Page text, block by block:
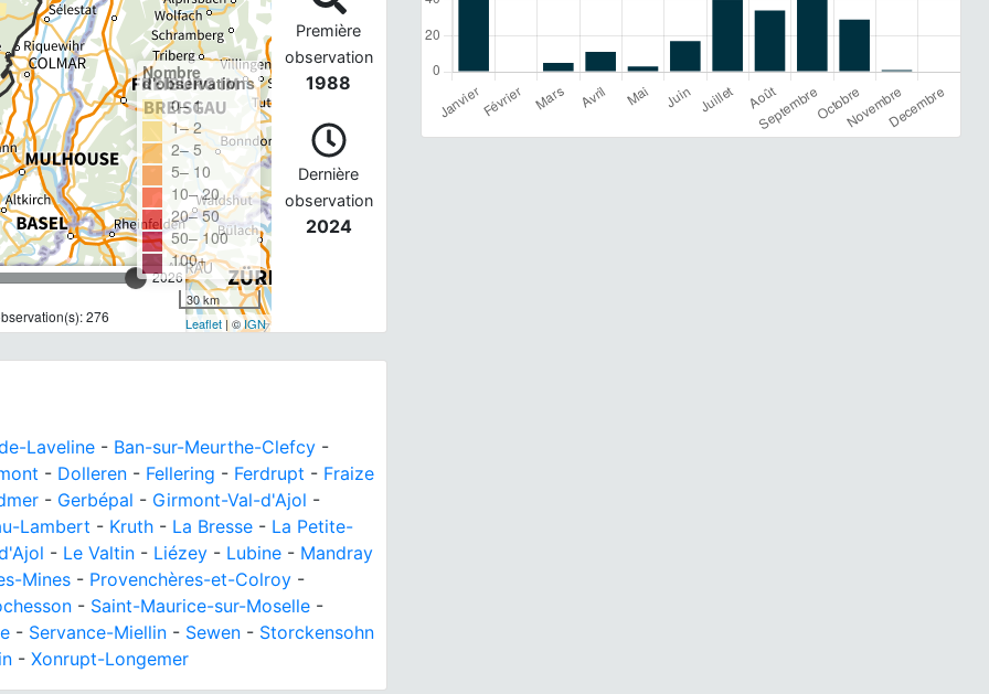
2026
276
Nombre
d'observations
0– 1
1– 2
2– 5
5– 10
10– 20
20– 50
50– 100
100+
30 km
Leaflet| ©IGN
Première
observation
1988
Dernière
observation
2024
Laveline - Ban-sur-Meurthe-Clefcy -
- Dolleren - Fellering - Ferdrupt - Fraize
- Gerbépal - Girmont-Val-d'Ajol -
Lambert - Kruth - La Bresse - La Petite-
- Le Valtin - Liézey - Lubine - Mandray
Mines - Provenchères-et-Colroy -
- Saint-Maurice-sur-Moselle -
- Servance-Miellin - Sewen - Storckensohn
- Xonrupt-Longemer